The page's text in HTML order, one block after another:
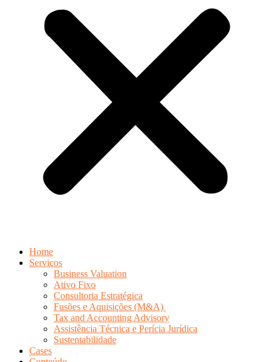
Home
Serviços
Business Valuation
Ativo Fixo
Consultoria Estratégica
Fusões e Aquisições (M&A)
Tax and Accounting Advisory
Assistência Técnica e Perícia Jurídica
Sustentabilidade
Cases